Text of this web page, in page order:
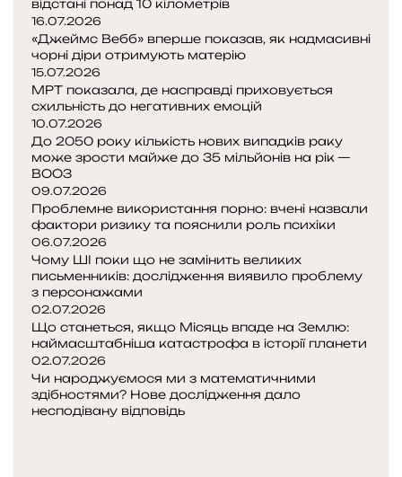
відстані понад 10 кілометрів
16.07.2026
«Джеймс Вебб» вперше показав, як надмасивні
чорні діри отримують матерію
15.07.2026
МРТ показала, де насправді приховується
схильність до негативних емоцій
10.07.2026
До 2050 року кількість нових випадків раку
може зрости майже до 35 мільйонів на рік —
ВООЗ
09.07.2026
Проблемне використання порно: вчені назвали
фактори ризику та пояснили роль психіки
06.07.2026
Чому ШІ поки що не замінить великих
письменників: дослідження виявило проблему
з персонажами
02.07.2026
Що станеться, якщо Місяць впаде на Землю:
наймасштабніша катастрофа в історії планети
02.07.2026
Чи народжуємося ми з математичними
здібностями? Нове дослідження дало
несподівану відповідь